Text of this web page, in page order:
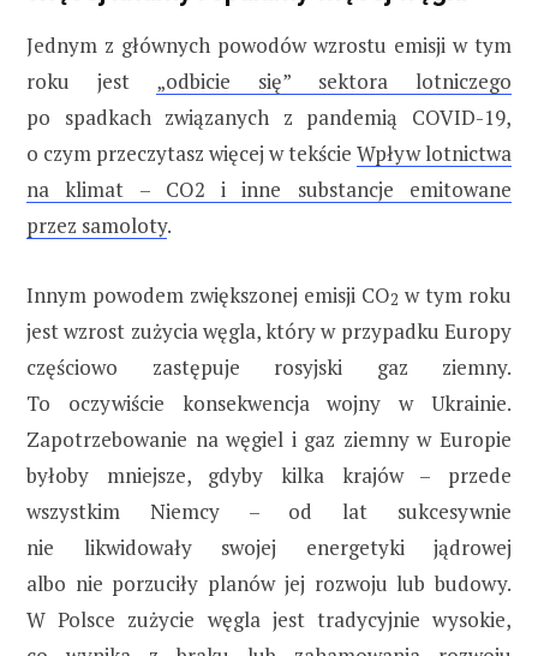
Jednym z głównych powodów wzrostu emisji w tym
roku jest „odbicie się” sektora lotniczego
po spadkach związanych z pandemią COVID-19,
o czym przeczytasz więcej w tekście Wpływ lotnictwa
na klimat – CO2 i inne substancje emitowane
przez samoloty.
Innym powodem zwiększonej emisji CO2 w tym roku
jest wzrost zużycia węgla, który w przypadku Europy
częściowo zastępuje rosyjski gaz ziemny.
To oczywiście konsekwencja wojny w Ukrainie.
Zapotrzebowanie na węgiel i gaz ziemny w Europie
byłoby mniejsze, gdyby kilka krajów – przede
wszystkim Niemcy – od lat sukcesywnie
nie likwidowały swojej energetyki jądrowej
albo nie porzuciły planów jej rozwoju lub budowy.
W Polsce zużycie węgla jest tradycyjnie wysokie,